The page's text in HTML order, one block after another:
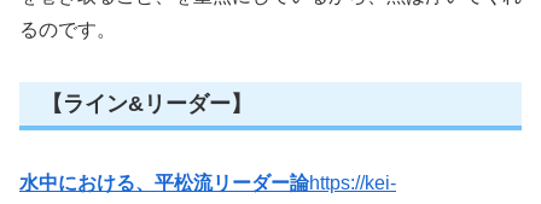
るのです。
【ライン&リーダー】
水中における、平松流リーダー論https://kei-